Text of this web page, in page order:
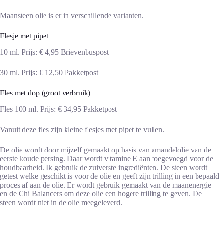
Maansteen olie is er in verschillende varianten.
Flesje met pipet.
10 ml. Prijs: € 4,95 Brievenbuspost
30 ml. Prijs: € 12,50 Pakketpost
Fles met dop (groot verbruik)
Fles 100 ml. Prijs: € 34,95 Pakketpost
Vanuit deze fles zijn kleine flesjes met pipet te vullen.
De olie wordt door mijzelf gemaakt op basis van amandelolie van de
eerste koude persing. Daar wordt vitamine E aan toegevoegd voor de
houdbaarheid. Ik gebruik de zuiverste ingrediënten. De steen wordt
getest welke geschikt is voor de olie en geeft zijn trilling in een bepaald
proces af aan de olie. Er wordt gebruik gemaakt van de maanenergie
en de Chi Balancers om deze olie een hogere trilling te geven. De
steen wordt niet in de olie meegeleverd.